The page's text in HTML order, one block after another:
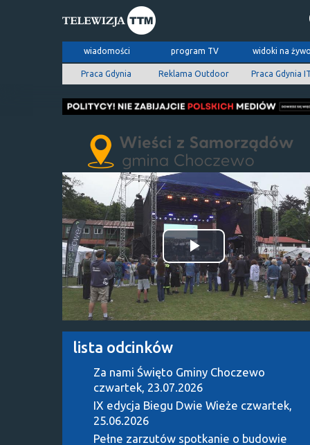
wiadomości program TV widoki na
Praca Gdynia Reklama Outdoor Praca Gdynia
Odtwórz
wideo
lista odcinków
Za nami Święto Gminy Choczewo
czwartek, 23.07.2026
IX edycja Biegu Dwie Wieże czwartek,
25.06.2026
Pełne zarzutów spotkanie o budowie